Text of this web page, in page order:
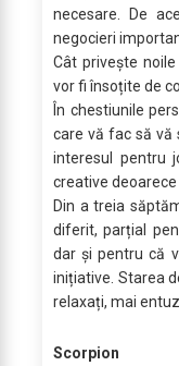
necesare. De
negocieri
Cât privește
vor fi însoțite de
În chestiunile
care vă fac să vă
interesul pentru
creative
Din a treia
diferit, parțial
dar și pentru că
inițiative. Starea
relaxați, mai
Scorpion